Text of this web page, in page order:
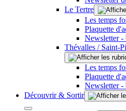
Le Tertre
Les temps
Plaquette
Newsletter -
Thévalles / Saint-
Les temps
Plaquette
Newsletter -
Découvrir & Sortir